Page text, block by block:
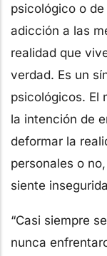
psicológico o
adicción a las
realidad que
verdad. Es un
psicológicos. El
la intención de
deformar la
personales o
siente
“Casi siempre
nunca